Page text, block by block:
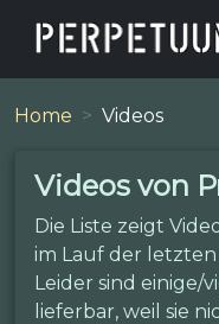
Home Videos
Videos von
Die Liste zeigt
im Lauf der
Leider sind einige/
lieferbar, weil sie